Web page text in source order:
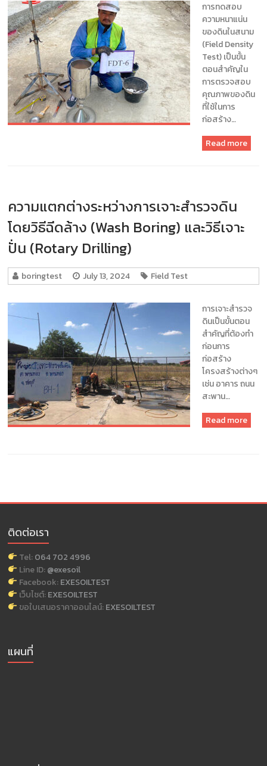
การทดสอบ
ความหนาแน่น
ของดินในสนาม
(Field Density
Test) เป็นขั้น
ตอนสำคัญใน
การตรวจสอบ
คุณภาพของดิน
ที่ใช้ในการ
ก่อสร้าง…
Read more
ความแตกต่างระหว่างการเจาะสำรวจดิน
โดยวิธีฉีดล้าง (Wash Boring) และวิธีเจาะ
ปั่น (Rotary Drilling)
boringtest July 13, 2024 Field Test
การเจาะสำรวจ
ดินเป็นขั้นตอน
สำคัญที่ต้องทำ
ก่อนการ
ก่อสร้าง
โครงสร้างต่างๆ
เช่น อาคาร ถนน
สะพาน…
Read more
ติดต่อเรา
Tel:064 702 4996
Line ID:@exesoil
Facebook:EXESOILTEST
เว็บไซต์:EXESOILTEST
ขอใบเสนอราคาออนไลน์:EXESOILTEST
แผนที่